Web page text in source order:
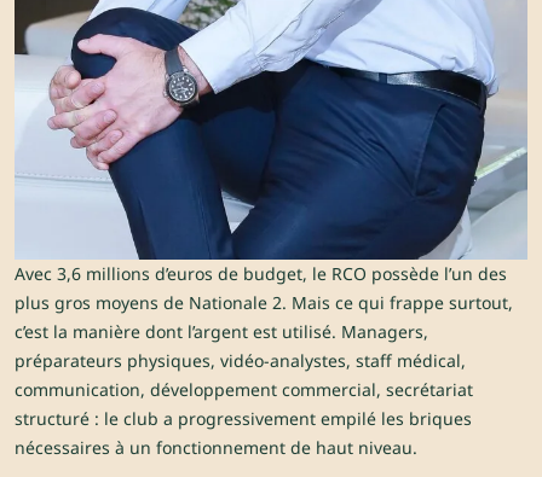
Avec 3,6 millions d’euros de budget, le RCO possède l’un des
plus gros moyens de Nationale 2. Mais ce qui frappe surtout,
c’est la manière dont l’argent est utilisé. Managers,
préparateurs physiques, vidéo-analystes, staff médical,
communication, développement commercial, secrétariat
structuré : le club a progressivement empilé les briques
nécessaires à un fonctionnement de haut niveau.